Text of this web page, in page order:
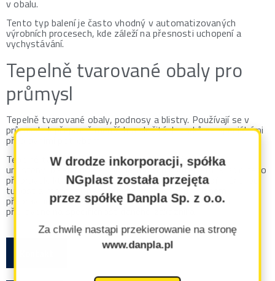
v obalu.
Tento typ balení je často vhodný v automatizovaných
výrobních procesech, kde záleží na přesnosti uchopení a
vychystávání.
Tepelně tvarované obaly pro
průmysl
Tepelně tvarované obaly, podnosy a blistry. Používají se v
průmyslu k přepravě menších a složitých prvků se speciálními
přepravními potřebami.
Tepelně tvarované podnosy a obaly jsou často
umístěny/baleny do velkoobjemových kontejnerů, krabic nebo
přepravek, které poskytují dodatečnou ochranu, přiměřenou
tuhost a možnost bezpečného přemisťování během
přepravních fází. Vznikají tak kompletní moduly balení
připravené na specifičnost daného zákazníka.
W drodze inkorporacji, spółka
NGplast została przejęta
przez spółkę Danpla Sp. z o.o.
Za chwilę nastąpi przekierowanie na stronę
www.danpla.pl